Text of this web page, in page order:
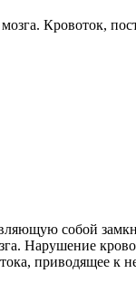
Кровоток,
собой
Нарушение
приводящее к